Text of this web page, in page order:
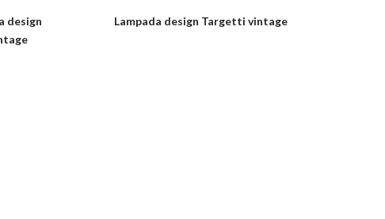
design
Lampada design Targetti vintage